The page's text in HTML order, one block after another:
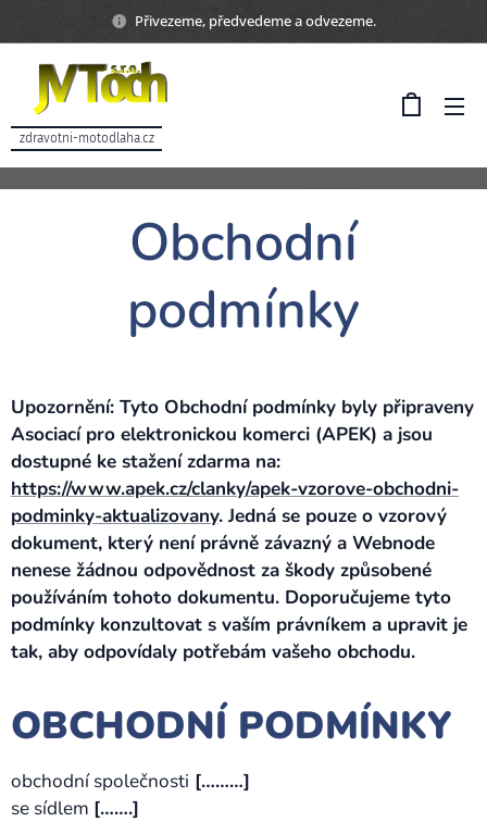
Přivezeme, předvedeme a odvezeme.
zdravotni-motodlaha.cz
Obchodní
podmínky
Upozornění: Tyto Obchodní podmínky byly připraveny
Asociací pro elektronickou komerci (APEK) a jsou
dostupné ke stažení zdarma na:
https://www.apek.cz/clanky/apek-vzorove-obchodni-
podminky-aktualizovany. Jedná se pouze o vzorový
dokument, který není právně závazný a Webnode
nenese žádnou odpovědnost za škody způsobené
používáním tohoto dokumentu. Doporučujeme tyto
podmínky konzultovat s vaším právníkem a upravit je
tak, aby odpovídaly potřebám vašeho obchodu.
OBCHODNÍ PODMÍNKY
obchodní společnosti [………]
se sídlem […….]